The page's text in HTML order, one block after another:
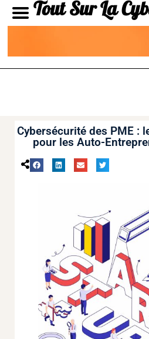
Tout Sur La
Cybersécurité des PME :
pour les Auto-